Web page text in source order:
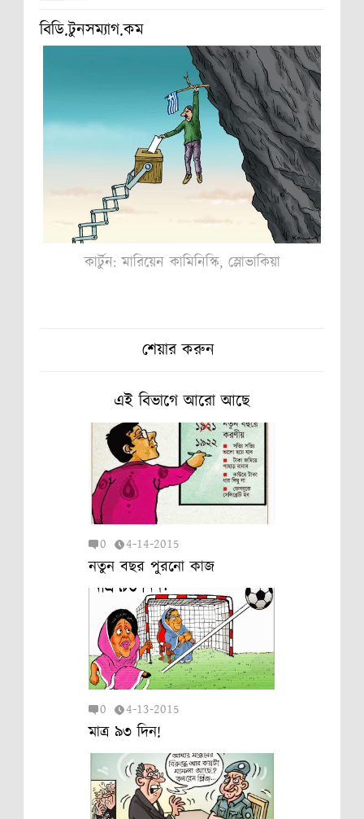
বিডি.টুনসম্যাগ.কম
কার্টুন: মারিয়েন কামিনিস্কি, স্লোভাকিয়া
শেয়ার করুন
এই বিভাগে আরো আছে
0 4-14-2015
নতুন বছর পুরনো কাজ
0 4-13-2015
মাত্র ৯৩ দিন!